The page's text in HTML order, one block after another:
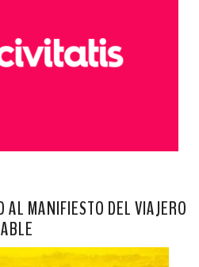
AL MANIFIESTO DEL VIAJERO